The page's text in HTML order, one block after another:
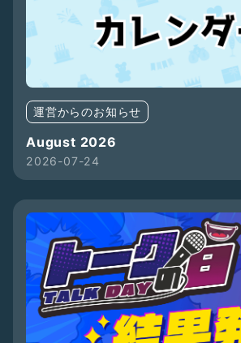
運営からのお知らせ
August 2026
2026-07-24